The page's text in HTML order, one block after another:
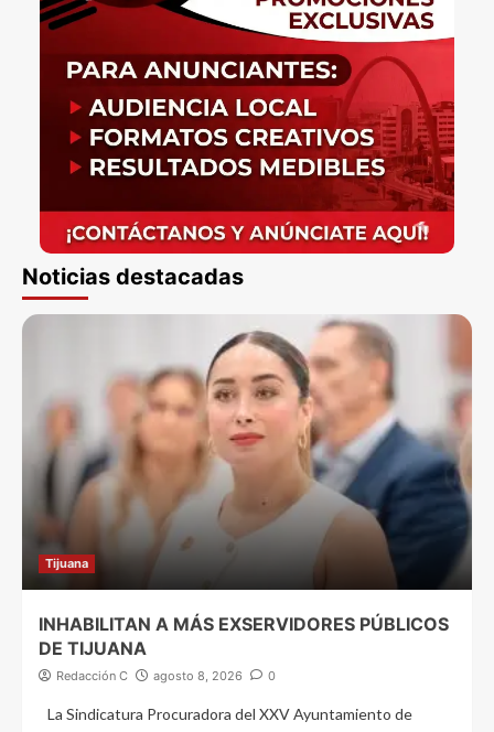
Noticias destacadas
Tijuana
INHABILITAN A MÁS EXSERVIDORES PÚBLICOS
DE TIJUANA
Redacción C agosto 8, 2026 0
La Sindicatura Procuradora del XXV Ayuntamiento de